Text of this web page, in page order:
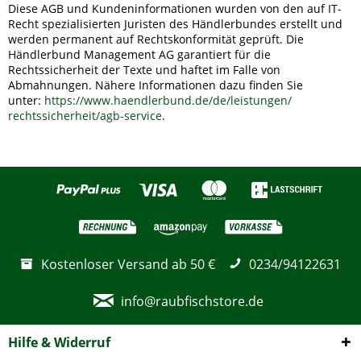
Diese AGB und Kundeninformationen wurden von den auf IT-
Recht spezialisierten Juristen des Händlerbundes erstellt und
werden permanent auf Rechtskonformität geprüft. Die
Händlerbund Management AG garantiert für die
Rechtssicherheit der Texte und haftet im Falle von
Abmahnungen. Nähere Informationen dazu finden Sie
unter: https://www.haendlerbund.de/de/leistungen/
rechtssicherheit/agb-service.
Kostenloser Versand ab 50 € 0234/94122631
info@raubfischstore.de
Hilfe & Widerruf